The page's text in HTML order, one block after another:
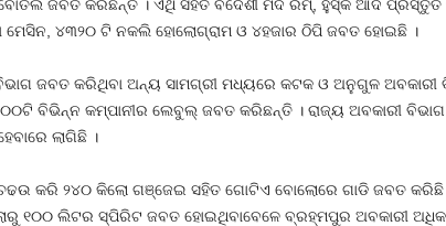
ଜବତ କରିଛନ୍ତି । ଏଥି ସହିତ ବିଦେଶୀ ମଦ ରମ୍‍, ହୁସ୍କି ଆଦି ପ୍ରସ୍ତୁତ
ମେସିନ, ୪୩୨୦ ଟି ନକଲି ହୋଲୋଗ୍ରାମ ଓ ୪ହଜାର ଠିପି ଜବତ ହୋଇଛି ।
ଜବତ କରିଥିବା ଅନ୍ୟ ସାମଗ୍ରୀ ମଧ୍ୟରେ କଟକ ଓ ଅନୁଗୁଳ
ବିଭିନ୍ନ କମ୍ପାନୀର ଲେବୁଲ୍‍ ଜବତ କରିଛନ୍ତି । ରାଜ୍ୟ ଅବକାରୀ
ଲାଗିଛି ।
କରି ୨୪୦ କିଲୋ ଗଞ୍ଜେଇ ସହିତ ଗୋଟିଏ ବୋଲୋରେ ଗାଡି ଜବତ କରିଛି
୧୦୦ ଲିଟର ସ୍ପିରିଟ ଜବତ ହୋଇଥିବାବେଳେ ବ୍ରହ୍ମପୁର ଅବକାରୀ